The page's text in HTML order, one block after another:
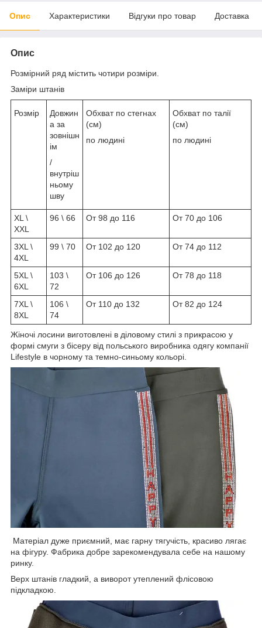
Опис Характеристики Відгуки про товар Доставка
Опис
Розмірний ряд містить чотири розміри.
Заміри штанів
Розмір
Довжин
а за
зовнішн
ім
/
внутріш
ньому
шву
Обхват по стегнах
(см)
по людині
Обхват по талії
(см)
по людині
XL \
XXL
96 \ 66 От 98 до 116 От 70 до 106
3XL \
4XL
99 \ 70 От 102 до 120 От 74 до 112
5XL \
6XL
103 \
72
От 106 до 126 От 78 до 118
7XL \
8XL
106 \
74
От 110 до 132 От 82 до 124
Жіночі лосини виготовлені в діловому стилі з прикрасою у
формі смуги з бісеру від польського виробника одягу компанії
Lifestyle в чорному та темно-синьому кольорі.
Матеріал дуже приємний, має гарну тягучість, красиво лягає
на фігуру. Фабрика добре зарекомендувала себе на нашому
ринку.
Верх штанів гладкий, а виворот утеплений флісовою
підкладкою.